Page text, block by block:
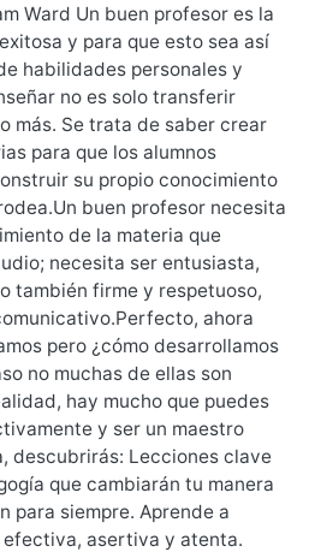
Ward Un buen profesor es la
y para que esto sea así
habilidades personales y
no es solo transferir
más. Se trata de saber crear
para que los alumnos
su propio conocimiento
buen profesor necesita
de la materia que
necesita ser entusiasta,
también firme y respetuoso,
ahora
pero ¿cómo desarrollamos
no muchas de ellas son
hay mucho que puedes
y ser un maestro
descubrirás: Lecciones clave
que cambiarán tu manera
para siempre. Aprende a
asertiva y atenta.